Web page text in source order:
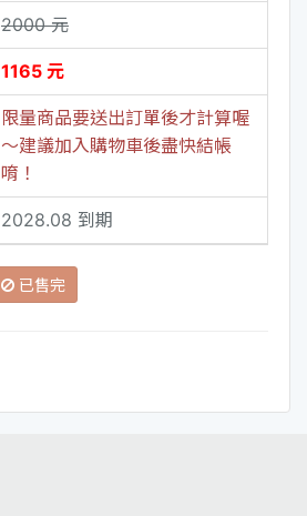
2000 元
1165 元
限量商品要送出訂單後才計算喔
～建議加入購物車後盡快結帳
唷！
2028.08 到期
已售完